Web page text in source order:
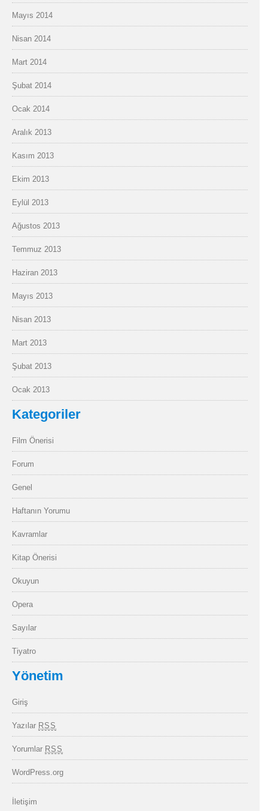
Mayıs 2014
Nisan 2014
Mart 2014
Şubat 2014
Ocak 2014
Aralık 2013
Kasım 2013
Ekim 2013
Eylül 2013
Ağustos 2013
Temmuz 2013
Haziran 2013
Mayıs 2013
Nisan 2013
Mart 2013
Şubat 2013
Ocak 2013
Kategoriler
Film Önerisi
Forum
Genel
Haftanın Yorumu
Kavramlar
Kitap Önerisi
Okuyun
Opera
Sayılar
Tiyatro
Yönetim
Giriş
Yazılar RSS
Yorumlar RSS
WordPress.org
İletişim